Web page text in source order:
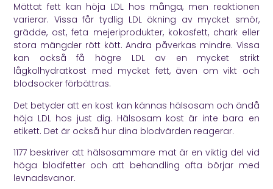
Mättat fett kan höja LDL hos många, men reaktionen
varierar. Vissa får tydlig LDL ökning av mycket smör,
grädde, ost, feta mejeriprodukter, kokosfett, chark eller
stora mängder rött kött. Andra påverkas mindre. Vissa
kan också få högre LDL av en mycket strikt
lågkolhydratkost med mycket fett, även om vikt och
blodsocker förbättras.
Det betyder att en kost kan kännas hälsosam och ändå
höja LDL hos just dig. Hälsosam kost är inte bara en
etikett. Det är också hur dina blodvärden reagerar.
1177 beskriver att hälsosammare mat är en viktig del vid
höga blodfetter och att behandling ofta börjar med
levnadsvanor.